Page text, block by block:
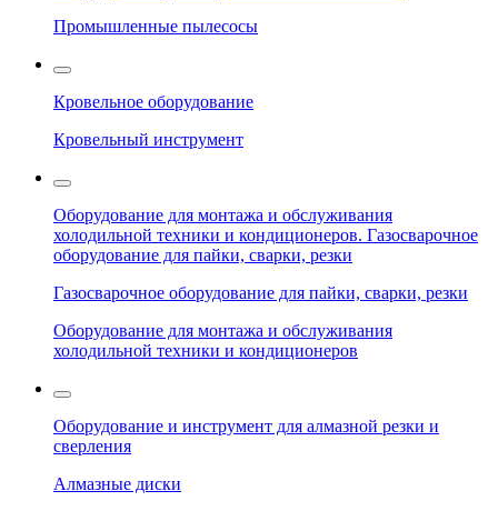
Промышленные пылесосы
Кровельное оборудование
Кровельный инструмент
Оборудование для монтажа и обслуживания
холодильной техники и кондиционеров. Газосварочное
оборудование для пайки, сварки, резки
Газосварочное оборудование для пайки, сварки, резки
Оборудование для монтажа и обслуживания
холодильной техники и кондиционеров
Оборудование и инструмент для алмазной резки и
сверления
Алмазные диски